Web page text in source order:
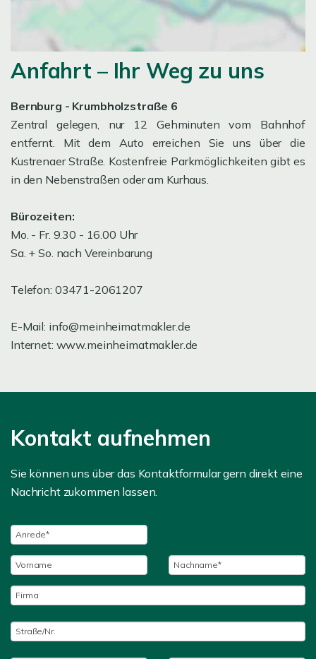
Anfahrt – Ihr Weg zu uns
Bernburg - Krumbholzstraße 6
Zentral gelegen, nur 12 Gehminuten vom Bahnhof
entfernt. Mit dem Auto erreichen Sie uns über die
Kustrenaer Straße. Kostenfreie Parkmöglichkeiten gibt es
in den Nebenstraßen oder am Kurhaus.
Bürozeiten:
Mo. - Fr. 9.30 - 16.00 Uhr
Sa. + So. nach Vereinbarung
Telefon: 03471-2061207
E-Mail: info@meinheimatmakler.de
Internet: www.meinheimatmakler.de
Kontakt aufnehmen
Sie können uns über das Kontaktformular gern direkt eine
Nachricht zukommen lassen.